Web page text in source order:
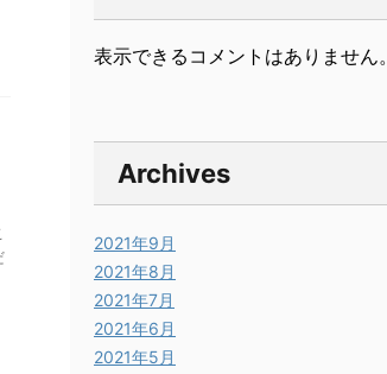
表示できるコメントはありません。
Archives
2021年9月
2021年8月
2021年7月
2021年6月
2021年5月